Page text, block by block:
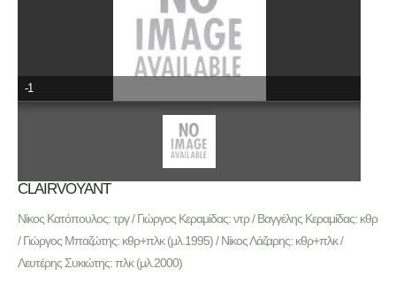
-1
CLAIRVOYANT
Νίκος Κατόπουλος: τργ / Γιώργος Κεραμίδας: ντρ / Βαγγέλης Κεραμίδας: κθρ
/ Γιώργος Μπαζώτης: κθρ+πλκ (μλ.1995) / Νίκος Λάζαρης: κθρ+πλκ /
Λευτέρης Συκιώτης: πλκ (μλ.2000)